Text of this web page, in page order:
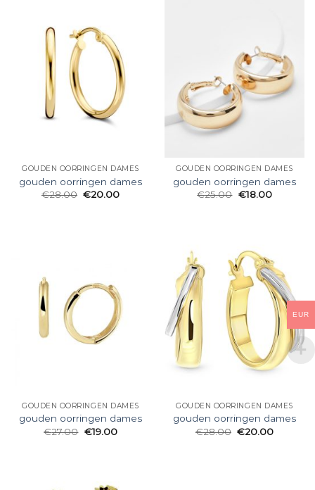
GOUDEN OORRINGEN DAMES
gouden oorringen dames
€28.00 €20.00
GOUDEN OORRINGEN DAMES
gouden oorringen dames
€25.00 €18.00
GOUDEN OORRINGEN DAMES
gouden oorringen dames
€27.00 €19.00
GOUDEN OORRINGEN DAMES
gouden oorringen dames
€28.00 €20.00
EUR